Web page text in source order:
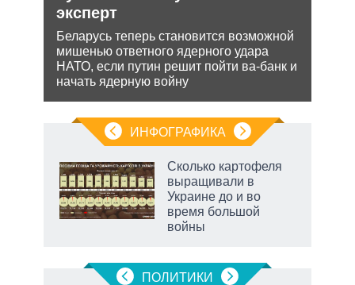
эксперт
Беларусь теперь становится возможной
мишенью ответного ядерного удара
НАТО, если путин решит пойти ва-банк и
начать ядерную войну
ИНФОГРАФИКА
Сколько картофеля
выращивали в
Украине до и во
время большой
войны
ПОЛИТИКИ